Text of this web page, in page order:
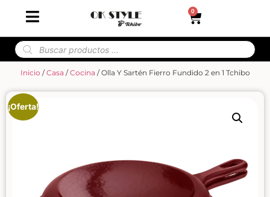
0
Inicio /Casa /Cocina / Olla Y Sartén Fierro Fundido 2 en 1 Tchibo
¡Oferta!